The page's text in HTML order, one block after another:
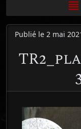
Publié le 2 mai